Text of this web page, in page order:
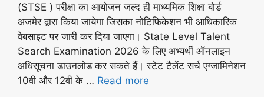
(STSE ) परीक्षा का आयोजन जल्द ही माध्यमिक शिक्षा बोर्ड
अजमेर द्वारा किया जायेगा जिसका नोटिफिकेशन भी आधिकारिक
वेबसाइट पर जारी कर दिया जाएगा। State Level Talent
Search Examination 2026 के लिए अभ्यर्थी ऑनलाइन
अधिसूचना डाउनलोड कर सकते हैं। स्टेट टैलेंट सर्च एग्जामिनेशन
10वी और 12वी के … Read more